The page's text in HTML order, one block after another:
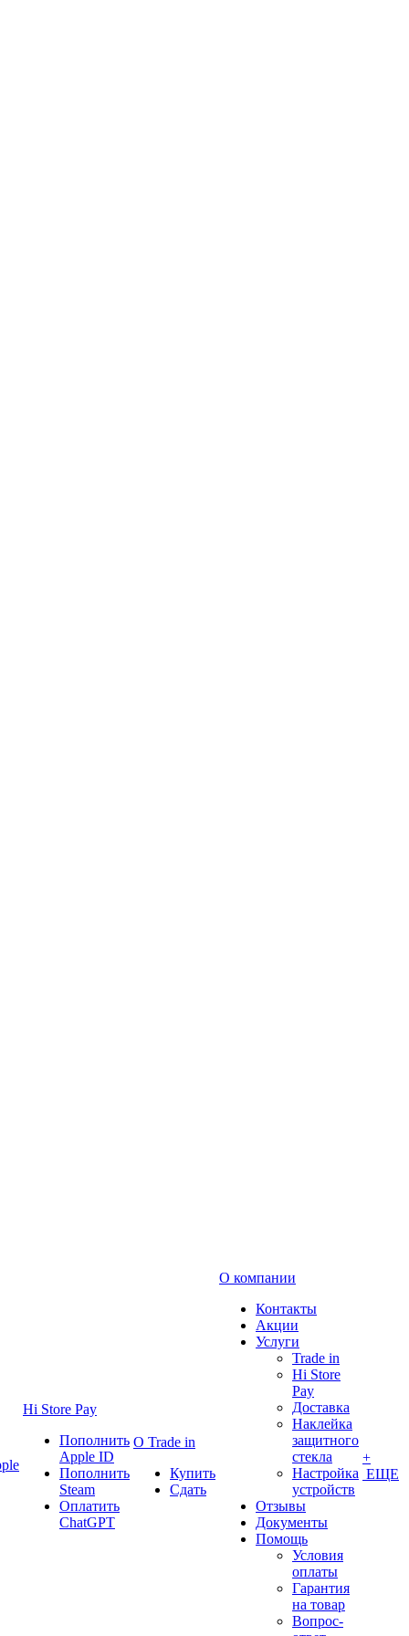
Hi Store Pay
Пополнить
Apple ID
Пополнить
Steam
Оплатить
ChatGPT
О Trade in
Купить
Сдать
О компании
Контакты
Акции
Услуги
Trade in
Hi Store
Pay
Доставка
Наклейка
защитного
стекла
Настройка
устройств
Отзывы
Документы
Помощь
Условия
оплаты
Гарантия
на товар
Вопрос-
+
ЕЩЕ